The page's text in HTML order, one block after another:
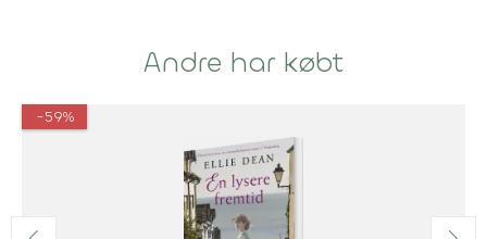
Andre har købt
-59%